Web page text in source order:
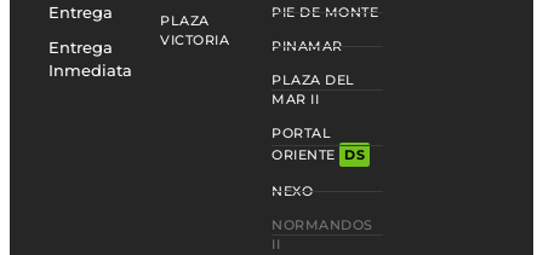
Entrega
Entrega
Inmediata
PLAZA
VICTORIA
PIE DE MONTE
PINAMAR
PLAZA DEL
MAR II
PORTAL
ORIENTE
DS
NEXO
NORMANDOS
II